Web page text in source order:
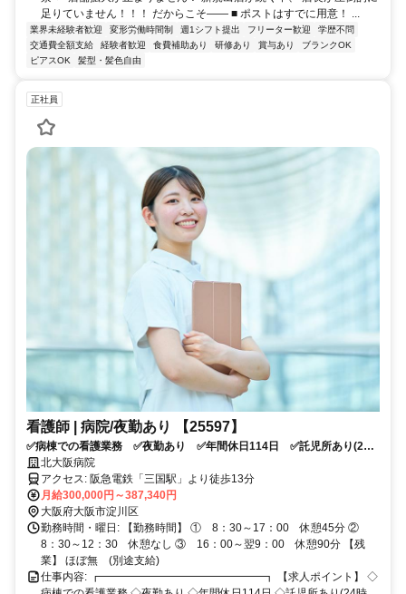
足りていません！！！ だからこそ―― ■ ポストはすでに用意！ ...
業界未経験者歓迎 変形労働時間制 週1シフト提出 フリーター歓迎
学歴不問
交通費全額支給
経験者歓迎 食費補助あり 研修あり 賞与あり
ブランクOK
ピアスOK
髪型・髪色自由
正社員
看護師 | 病院/夜勤あり 【25597】
✅病棟での看護業務 ✅夜勤あり ✅年間休日114日 ✅託児所あり(24
時間)北大阪病院
アクセス: 阪急電鉄「三国駅」より徒歩13分
月給300,000円～387,340円
大阪府大阪市淀川区
勤務時間・曜日: 【勤務時間】 ① 8：30～17：00 休憩45分 ②
8：30～12：30 休憩なし ③ 16：00～翌9：00 休憩90分 【残
業】 ほぼ無 (別途支給)
仕事内容: ┏━━━━━━━━━━━━━━━┓ 【求人ポイント】 ◇